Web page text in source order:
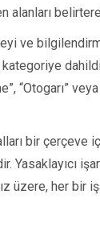
alanları
ve
veya
bir çerçeve
Yasaklayıcı
üzere, her bir